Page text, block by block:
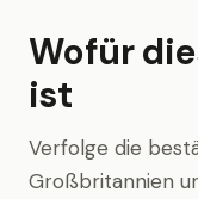
Wofür
ist
Verfolge die
Großbritannien